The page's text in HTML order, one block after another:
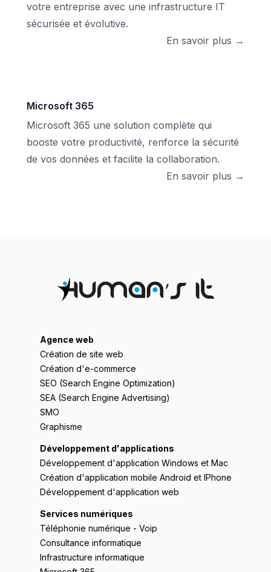
votre entreprise avec une infrastructure IT
sécurisée et évolutive.
En savoir plus →
Microsoft 365
Microsoft 365 une solution complète qui
booste votre productivité, renforce la sécurité
de vos données et facilite la collaboration.
En savoir plus →
Agence web
Création de site web
Création d'e-commerce
SEO (Search Engine Optimization)
SEA (Search Engine Advertising)
SMO
Graphisme
Développement d'applications
Développement d'application Windows et Mac
Création d'application mobile Android et IPhone
Développement d'application web
Services numériques
Téléphonie numérique - Voip
Consultance informatique
Infrastructure informatique